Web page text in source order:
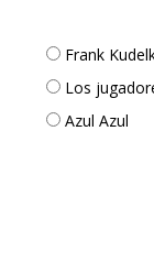
Frank
Los
Azul Azul